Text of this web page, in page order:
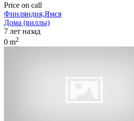
Price on call
Финляндия,Ямся
Дома (виллы)
7 лет назад
0 m2